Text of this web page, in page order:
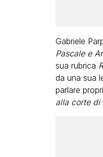
Gabriele
Pascale e
sua rubrica
da una sua
parlare
alla corte di